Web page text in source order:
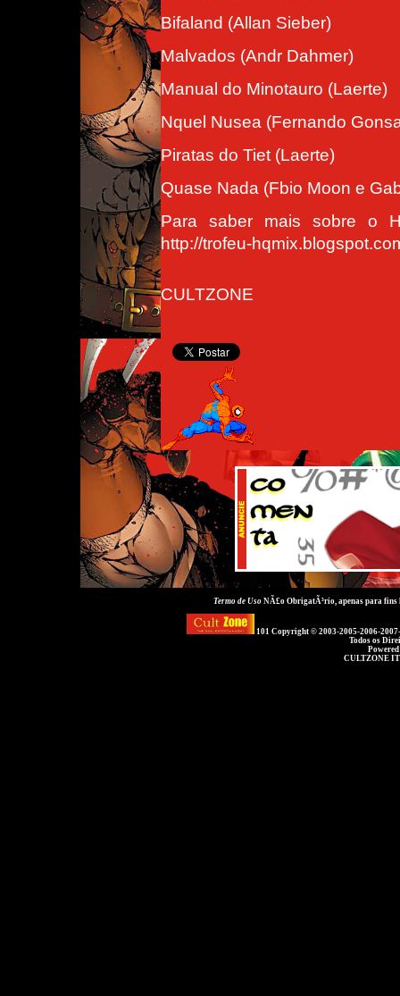
Bifaland (Allan Sieber)
Malvados (Andr Dahmer)
Manual do Minotauro (Laerte)
Nquel Nusea (Fernando
Piratas do Tiet (Laerte)
Quase Nada (Fbio Moon e
Para saber mais sobre o
http://trofeu-
CULTZONE
Termo de UsoNÃ£o ObrigatÃ³rio, apenas para
101 Copyright © 2003-2005-2006-
Todos os
CULTZONE